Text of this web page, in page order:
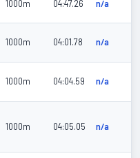
1000m 04:47.26 n/a
1000m 04:01.78 n/a
1000m 04:04.59 n/a
1000m 04:05.05 n/a